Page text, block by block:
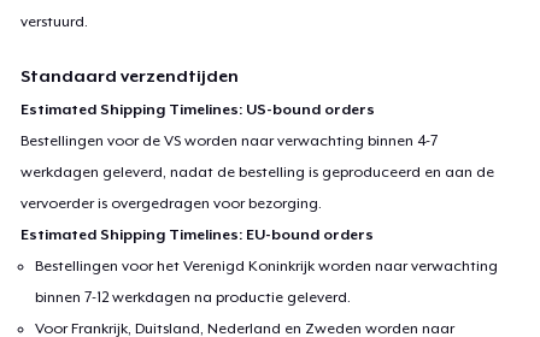
verstuurd.
Standaard verzendtijden
Estimated Shipping Timelines: US-bound orders
Bestellingen voor de VS worden naar verwachting binnen 4-7
werkdagen geleverd, nadat de bestelling is geproduceerd en aan de
vervoerder is overgedragen voor bezorging.
Estimated Shipping Timelines: EU-bound orders
Bestellingen voor het Verenigd Koninkrijk worden naar verwachting
binnen 7-12 werkdagen na productie geleverd.
Voor Frankrijk, Duitsland, Nederland en Zweden worden naar